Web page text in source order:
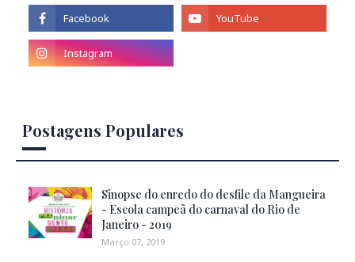
Postagens Populares
Sinopse do enredo do desfile da Mangueira
- Escola campeã do carnaval do Rio de
Janeiro - 2019
Março 07, 2019